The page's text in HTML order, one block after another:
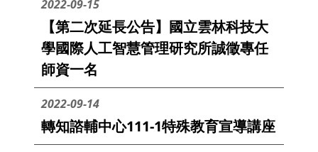
2022-09-15
【第二次延長公告】國立雲林科技大
學國際人工智慧管理研究所誠徵專任
師資一名
2022-09-14
轉知諮輔中心111-1特殊教育宣導講座